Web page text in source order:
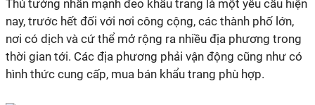
Thủ tướng nhấn mạnh đeo khẩu trang là một yêu cầu hiện
nay, trước hết đối với nơi công cộng, các thành phố lớn,
nơi có dịch và cứ thể mở rộng ra nhiều địa phương trong
thời gian tới. Các địa phương phải vận động cũng như có
hình thức cung cấp, mua bán khẩu trang phù hợp.